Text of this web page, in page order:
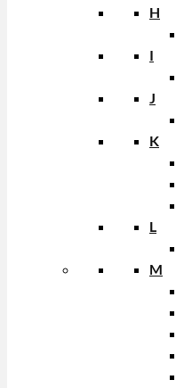
H
I
J
K
L
M